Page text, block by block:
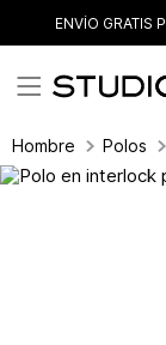
ENVÍO
Hombre Polos